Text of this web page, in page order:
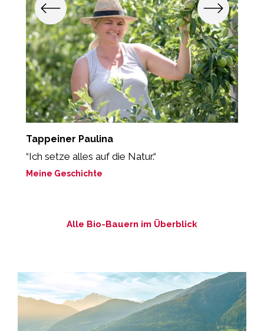
Tappeiner Paulina
“Ich setze alles auf die Natur.“
Meine Geschichte
Alle Bio-Bauern im Überblick